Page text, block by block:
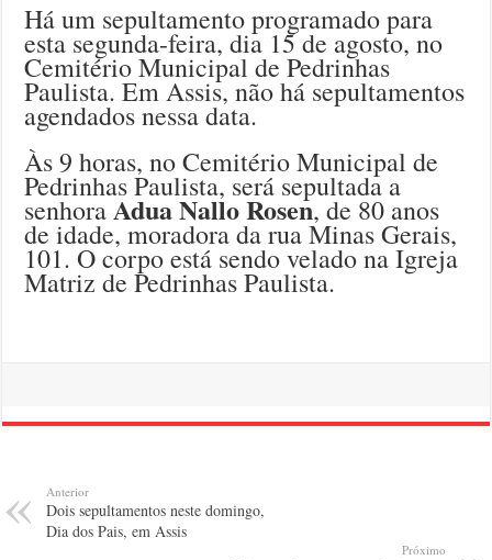
Há um sepultamento programado para
esta segunda-feira, dia 15 de agosto, no
Cemitério Municipal de Pedrinhas
Paulista. Em Assis, não há sepultamentos
agendados nessa data.
Às 9 horas, no Cemitério Municipal de
Pedrinhas Paulista, será sepultada a
senhoraAdua Nallo Rosen, de 80 anos
de idade, moradora da rua Minas Gerais,
101. O corpo está sendo velado na Igreja
Matriz de Pedrinhas Paulista.
Anterior
Dois sepultamentos neste domingo,
Dia dos Pais, em Assis
Próximo